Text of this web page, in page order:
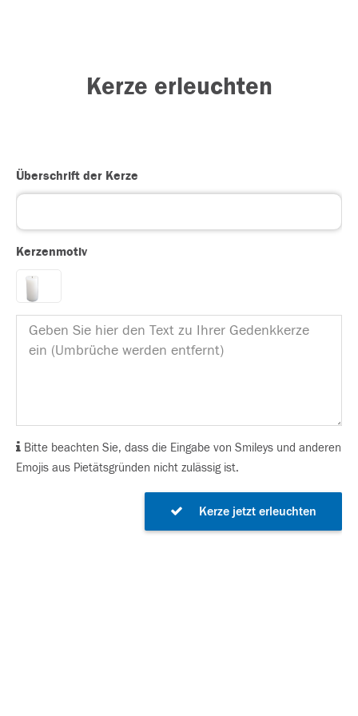
Kerze erleuchten
Überschrift der Kerze
Kerzenmotiv
Bitte beachten Sie, dass die Eingabe von Smileys und anderen
Emojis aus Pietätsgründen nicht zulässig ist.
Kerze jetzt erleuchten